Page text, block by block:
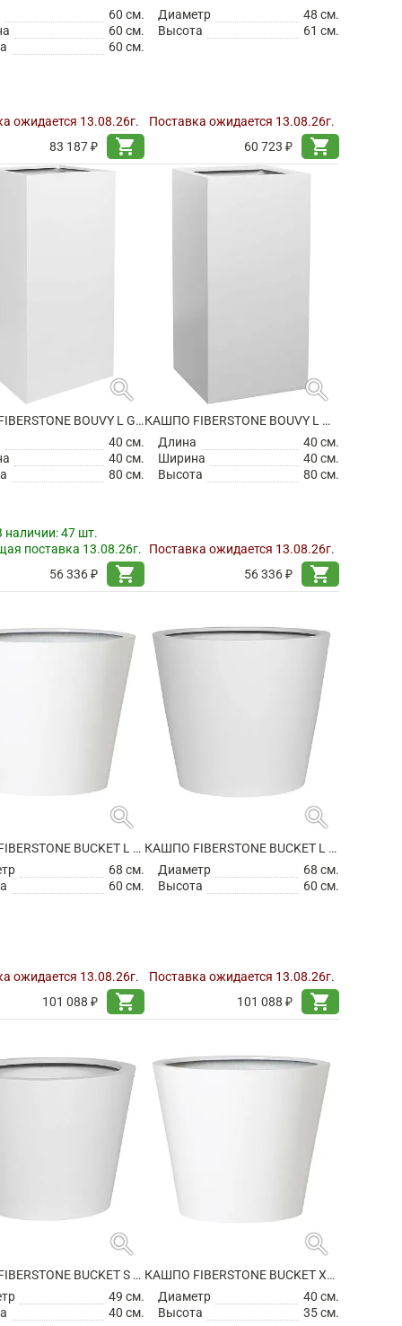
60 см.
60 см.
60 см.
ожидается 13.08.26г.
83 187 ₽
shopping_cart
Диаметр
48 см.
Высота
61 см.
Поставка ожидается 13.08.26г.
60 723 ₽
shopping_cart
search
КАШПО FIBERSTONE BOUVY L GLOSSY WHITE
40 см.
40 см.
80 см.
наличии:47 шт.
поставка 13.08.26г.
56 336 ₽
shopping_cart
search
КАШПО FIBERSTONE BOUVY L MATT WHITE
Длина
40 см.
Ширина
40 см.
Высота
80 см.
Поставка ожидается 13.08.26г.
56 336 ₽
shopping_cart
search
КАШПО FIBERSTONE BUCKET L GLOSSY WHITE
68 см.
60 см.
ожидается 13.08.26г.
101 088 ₽
shopping_cart
search
КАШПО FIBERSTONE BUCKET L MATT WHITE
Диаметр
68 см.
Высота
60 см.
Поставка ожидается 13.08.26г.
101 088 ₽
shopping_cart
search
КАШПО FIBERSTONE BUCKET S MATT WHITE
49 см.
40 см.
search
КАШПО FIBERSTONE BUCKET XS GLOSSY WHITE
Диаметр
40 см.
Высота
35 см.